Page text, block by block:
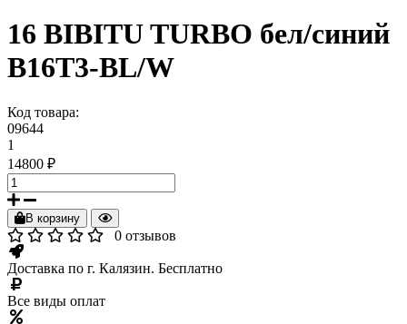
16 BIBITU TURBO бел/синий
B16T3-BL/W
Код товара:
09644
1
14800 ₽
В корзину
0 отзывов
Доставка по г. Калязин. Бесплатно
Все виды оплат